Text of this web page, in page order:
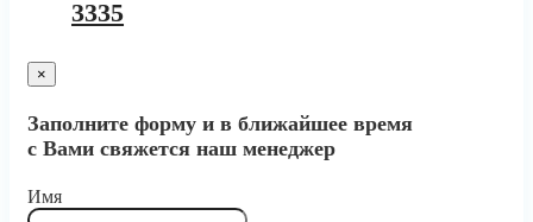
3335
×
Заполните форму и в ближайшее время
с Вами свяжется наш менеджер
Имя